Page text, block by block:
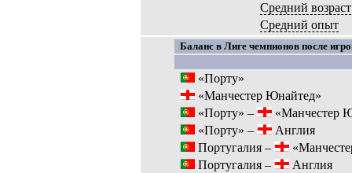
Средний возраст
Средний опыт
Баланс в Лиге чемпионов после
«Порту»
«Манчестер Юнайтед»
«Порту» –
«Манчестер
«Порту» –
Англия
Португалия –
Португалия –
Англия